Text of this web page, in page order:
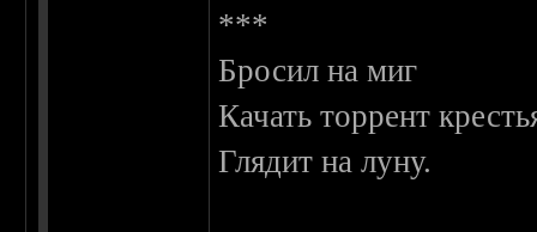
***
Бросил на миг
Качать торрент
Глядит на луну.